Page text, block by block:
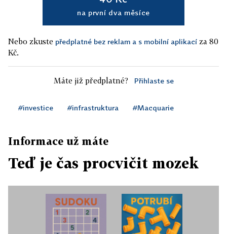
na první dva měsíce
Nebo zkuste předplatné bez reklam a s mobilní aplikací za 80
Kč.
Máte již předplatné? Přihlaste se
#investice #infrastruktura #Macquarie
Informace už máte
Teď je čas procvičit mozek